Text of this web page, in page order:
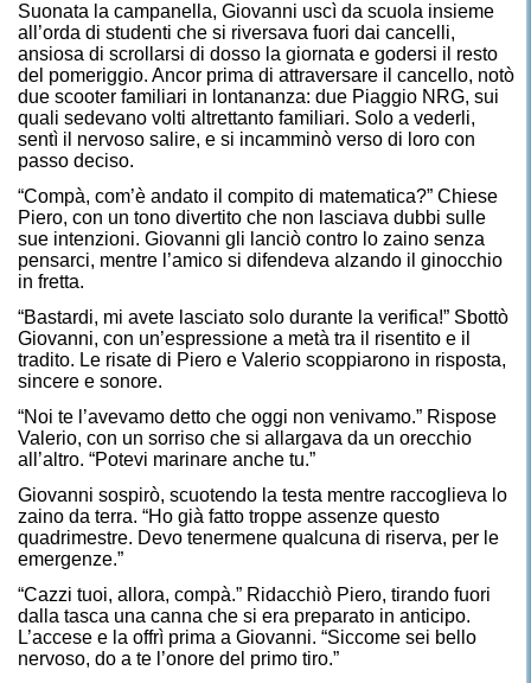
Suonata la campanella, Giovanni uscì da scuola insieme
all’orda di studenti che si riversava fuori dai cancelli,
ansiosa di scrollarsi di dosso la giornata e godersi il resto
del pomeriggio. Ancor prima di attraversare il cancello, notò
due scooter familiari in lontananza: due Piaggio NRG, sui
quali sedevano volti altrettanto familiari. Solo a vederli,
sentì il nervoso salire, e si incamminò verso di loro con
passo deciso.
“Compà, com’è andato il compito di matematica?” Chiese
Piero, con un tono divertito che non lasciava dubbi sulle
sue intenzioni. Giovanni gli lanciò contro lo zaino senza
pensarci, mentre l’amico si difendeva alzando il ginocchio
in fretta.
“Bastardi, mi avete lasciato solo durante la verifica!” Sbottò
Giovanni, con un’espressione a metà tra il risentito e il
tradito. Le risate di Piero e Valerio scoppiarono in risposta,
sincere e sonore.
“Noi te l’avevamo detto che oggi non venivamo.” Rispose
Valerio, con un sorriso che si allargava da un orecchio
all’altro. “Potevi marinare anche tu.”
Giovanni sospirò, scuotendo la testa mentre raccoglieva lo
zaino da terra. “Ho già fatto troppe assenze questo
quadrimestre. Devo tenermene qualcuna di riserva, per le
emergenze.”
“Cazzi tuoi, allora, compà.” Ridacchiò Piero, tirando fuori
dalla tasca una canna che si era preparato in anticipo.
L’accese e la offrì prima a Giovanni. “Siccome sei bello
nervoso, do a te l’onore del primo tiro.”